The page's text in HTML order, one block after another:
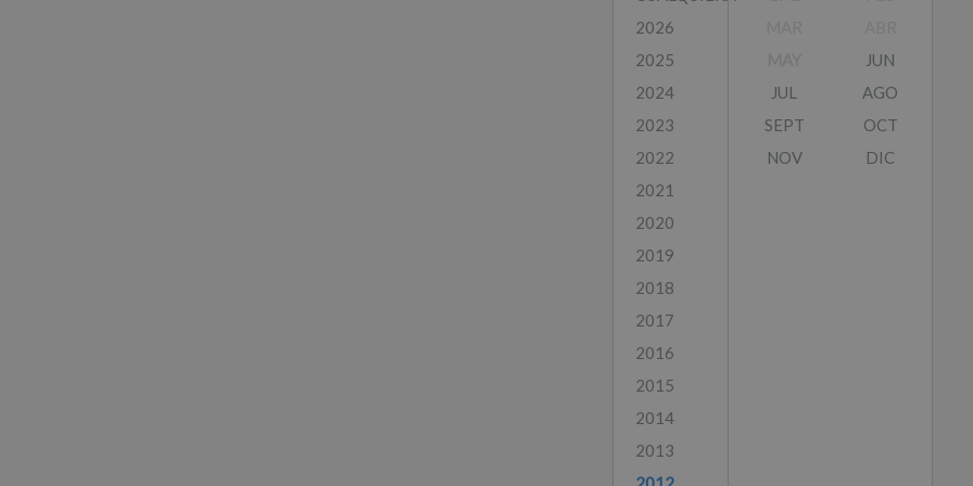
2026
2025
2024
2023
2022
2021
2020
2019
2018
2017
2016
2015
2014
2013
JUN
JUL
AGO
SEPT
OCT
NOV
DIC